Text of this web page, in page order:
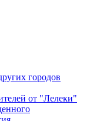
городов
от "Лелеки"